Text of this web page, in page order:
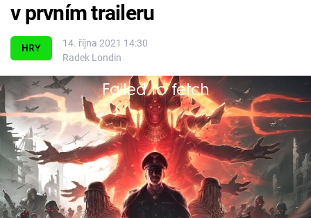
Témata
Filmy
Seriály
Hry
Cool Esport
Pořady
HRY
14. října 2021 14:30
Radek Londin
v prvním traileru
Failed to fetch
Úkol zněl jasně: zastavit armádu nemrtvých za
jakoukoli cenu!